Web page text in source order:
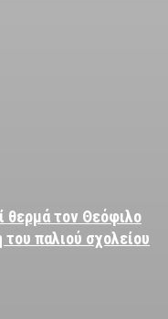
θερμά τον Θεόφιλο
παλιού σχολείου